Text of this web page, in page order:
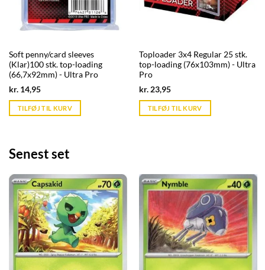
Soft penny/card sleeves
(Klar)100 stk. top-loading
(66,7x92mm) - Ultra Pro
kr. 14,95Current
is:
kr. 39,95.
TILFØJ TIL KURV
Toploader 3x4 Regular 25 stk.
top-loading (76x103mm) - Ultra
Pro
kr.23,95Current
is:
kr. 39,95.
TILFØJ TIL KURV
Senest set